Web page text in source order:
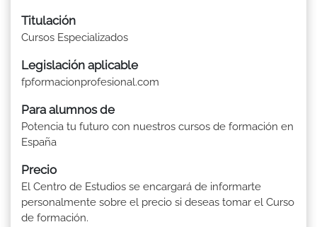
Titulación
Cursos Especializados
Legislación aplicable
fpformacionprofesional.com
Para alumnos de
Potencia tu futuro con nuestros cursos de formación en
España
Precio
El Centro de Estudios se encargará de informarte
personalmente sobre el precio si deseas tomar el Curso
de formación.